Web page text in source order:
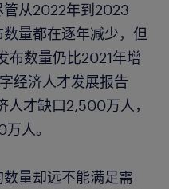
管从2022年到2023
量都在逐年减少，但
布数量仍比2021年增
经济人才发展报告
人才缺口2,500万人，
人。
量却远不能满足需